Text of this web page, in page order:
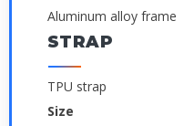
Aluminum alloy frame
STRAP
TPU strap
Size